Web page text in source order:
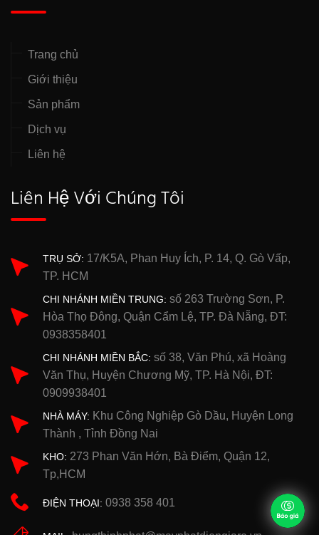
Trang chủ
Giới thiệu
Sản phẩm
Dịch vụ
Liên hệ
Liên Hệ Với Chúng Tôi
TRỤ SỞ: 17/K5A, Phan Huy Ích, P. 14, Q. Gò Vấp,
TP. HCM
CHI NHÁNH MIỀN TRUNG: số 263 Trường Sơn, P.
Hòa Thọ Đông, Quận Cẩm Lệ, TP. Đà Nẵng, ĐT:
0938358401
CHI NHÁNH MIỀN BẮC: số 38, Văn Phú, xã Hoàng
Văn Thụ, Huyện Chương Mỹ, TP. Hà Nội, ĐT:
0909938401
NHÀ MÁY: Khu Công Nghiệp Gò Dầu, Huyện Long
Thành , Tỉnh Đồng Nai
KHO: 273 Phan Văn Hớn, Bà Điểm, Quận 12,
Tp,HCM
ĐIỆN THOẠI: 0938 358 401